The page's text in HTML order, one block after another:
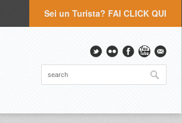
Sei un Turista? FAI CLICK QUI